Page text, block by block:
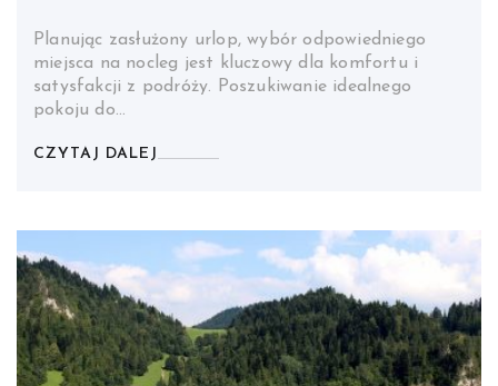
Planując zasłużony urlop, wybór odpowiedniego
miejsca na nocleg jest kluczowy dla komfortu i
satysfakcji z podróży. Poszukiwanie idealnego
pokoju do…
CZYTAJ DALEJ